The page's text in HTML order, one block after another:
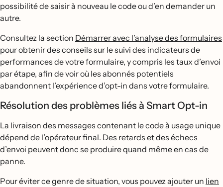
possibilité de saisir à nouveau le code ou d’en demander un
autre.
Consultez la section Démarrer avec l’analyse des formulaires
pour obtenir des conseils sur le suivi des indicateurs de
performances de votre formulaire, y compris les taux d’envoi
par étape, afin de voir où les abonnés potentiels
abandonnent l’expérience d’opt-in dans votre formulaire.
Résolution des problèmes liés à Smart Opt-in
La livraison des messages contenant le code à usage unique
dépend de l’opérateur final. Des retards et des échecs
d’envoi peuvent donc se produire quand même en cas de
panne.
Pour éviter ce genre de situation, vous pouvez ajouter un lien